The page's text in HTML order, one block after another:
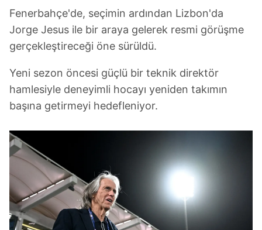
Fenerbahçe'de, seçimin ardından Lizbon'da
Jorge Jesus ile bir araya gelerek resmi görüşme
gerçekleştireceği öne sürüldü.
Yeni sezon öncesi güçlü bir teknik direktör
hamlesiyle deneyimli hocayı yeniden takımın
başına getirmeyi hedefleniyor.